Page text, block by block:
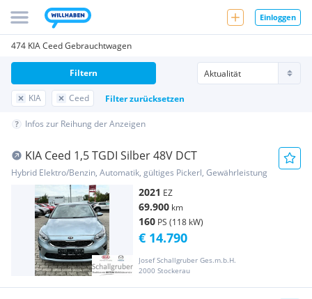
Einloggen
474 KIA Ceed Gebrauchtwagen
KIA Ceed Filter zurücksetzen
Filtern
Infos zur Reihung der Anzeigen
KIA Ceed 1,5 TGDI Silber 48V DCT
Hybrid Elektro/Benzin, Automatik, gültiges Pickerl, Gewährleistung
2021 EZ
69.900 km
160 PS (118 kW)
Josef Schallgruber Ges.m.b.H.
2000 Stockerau
€ 14.790